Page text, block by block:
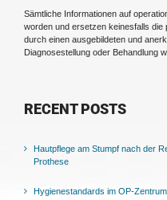
Sämtliche Informationen auf
worden und ersetzen keinesfalls die
durch einen ausgebildeten und
Diagnosestellung oder Behandlung
RECENT POSTS
Hautpflege am Stumpf nach der
Prothese
Hygienestandards im OP-